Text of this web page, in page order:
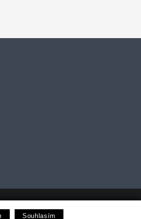
Souhlasím